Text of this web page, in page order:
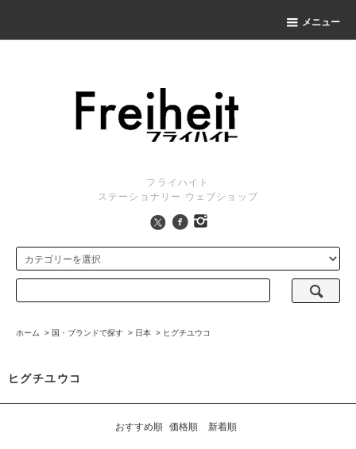
メニュー
フライハイト
ステーショナリー ウェブショップ
ホーム > 国・ブランドで探す > 日本 > ヒグチユウコ
ヒグチユウコ
おすすめ順 価格順 新着順